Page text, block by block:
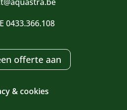
0433.366.108
offerte aan
& cookies